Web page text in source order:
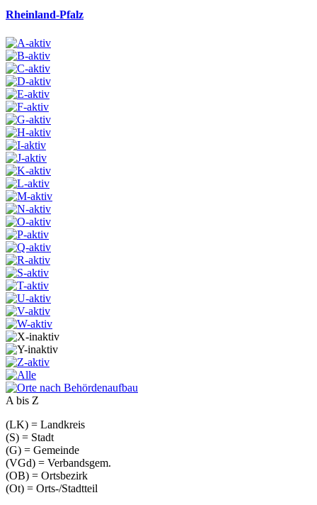
Rheinland-Pfalz
A bis Z
(LK) = Landkreis
(S) = Stadt
(G) = Gemeinde
(VGd) = Verbandsgem.
(OB) = Ortsbezirk
(Ot) = Orts-/Stadtteil